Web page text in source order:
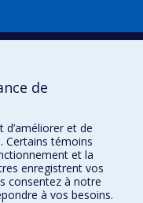
de
d’améliorer et de
Certains témoins
et la
enregistrent vos
consentez à notre
à vos besoins.